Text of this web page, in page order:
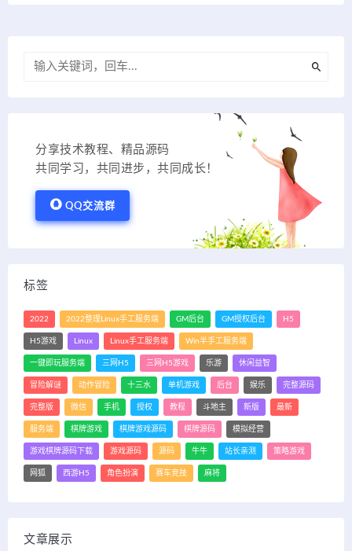
分享技术教程、精品源码
共同学习，共同进步，共同成长！
QQ交流群
标签
2022 2022整理Linux手工服务端 GM后台 GM授权后台 H5
H5游戏 Linux Linux手工服务端 Win半手工服务端
一键即玩服务端 三网H5 三网H5游戏 乐游 休闲益智
冒险解谜 动作冒险 十三水 单机游戏 后台 娱乐 完整源码
完整版 微信 手机 授权 教程 斗地主 新版 最新
服务端 棋牌游戏 棋牌游戏源码 棋牌源码 模拟经营
游戏棋牌源码下载 游戏源码 源码 牛牛 站长亲测 策略游戏
网狐 西游H5 角色扮演 赛车竞技 麻将
文章展示